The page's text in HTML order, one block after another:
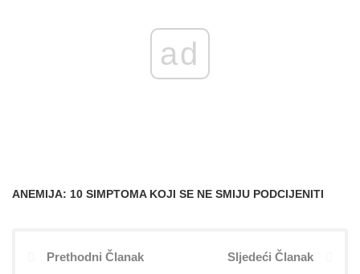
ad
ANEMIJA: 10 SIMPTOMA KOJI SE NE SMIJU PODCIJENITI
Prethodni Članak Sljedeći Članak